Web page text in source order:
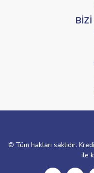
BİZİ
© Tüm hakları saklıdır.
ile